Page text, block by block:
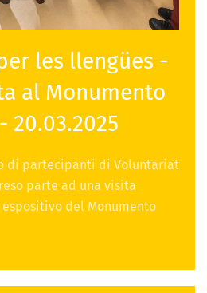
les llengües -
al Monumento
di partecipanti di Voluntariat
parte ad una visita
del Monumento